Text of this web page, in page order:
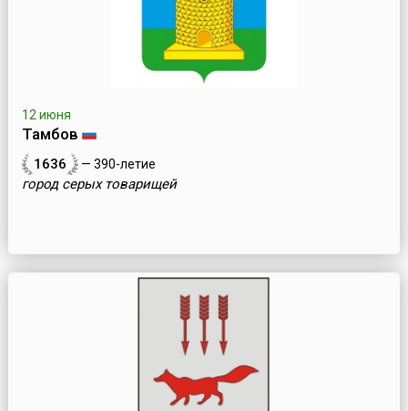
12 июня
Тамбов
1636 — 390-летие
город серых товарищей